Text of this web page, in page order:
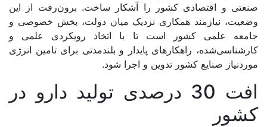
صنعتی و اقتصادی کشور را آشکار ساخت. برون‌‌‌رفت از این
وضعیت، نیازمند همکاری نزدیک میان دولت، بخش خصوصی و
جامعه علمی کشور است تا با اتخاذ رویکردی علمی و
کارشناسی‌‌‌شده، راهکارهای پایدار و بلندمدتی برای تامین انرژی
موردنیاز صنایع کشور تدوین و اجرا شود.
افت 30 درصدی تولید دارو در
کشور